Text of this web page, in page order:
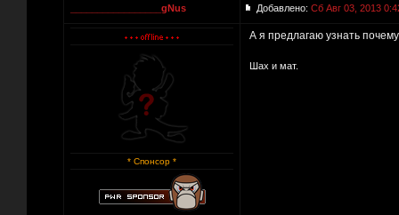
_________________gNus Добавлено: Сб Авг 03, 2013
* Спонсор *
А я предлагаю узнать
Шах и мат.